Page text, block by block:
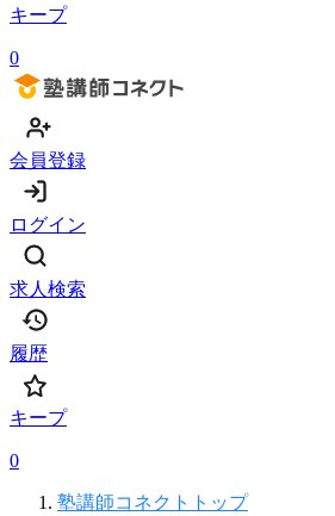
キープ
0
会員登録
ログイン
求人検索
履歴
キープ
0
塾講師コネクトトップ